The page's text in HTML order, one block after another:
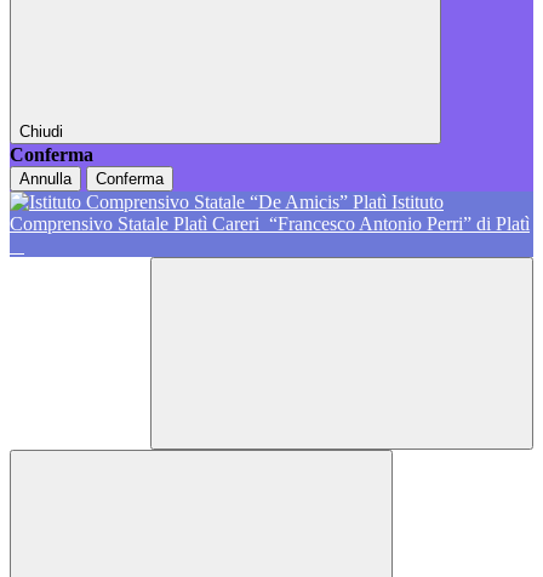
Chiudi
Conferma
Annulla Conferma
Istituto
Comprensivo Statale Platì Careri “Francesco Antonio Perri” di Platì